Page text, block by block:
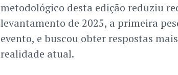
metodológico desta edição reduziu
levantamento de 2025, a primeira
evento, e buscou obter respostas
realidade atual.